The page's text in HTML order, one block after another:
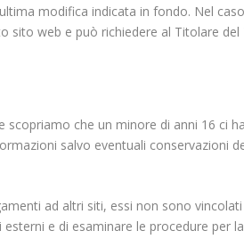
modifica indicata in fondo. Nel
sito web e può richiedere al Titolare
che un minore di anni 16 ci
salvo eventuali conservazioni
ad altri siti, essi non sono
e di esaminare le procedure per